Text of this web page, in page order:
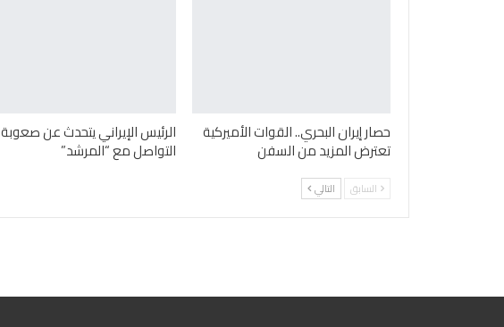
حصار إيران البحري.. القوات الأميركية
تعترض المزيد من السفن
الرئيس الإيراني يتحدث عن صعوبة
التواصل مع “المرشد”
السابق التالي